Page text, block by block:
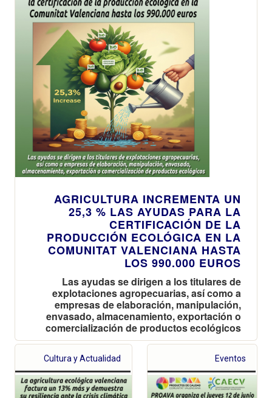
AGRICULTURA INCREMENTA UN
25,3 % LAS AYUDAS PARA LA
CERTIFICACIÓN DE LA
PRODUCCIÓN ECOLÓGICA EN LA
COMUNITAT VALENCIANA HASTA
LOS 990.000 EUROS
Las ayudas se dirigen a los titulares de
explotaciones agropecuarias, así como a
empresas de elaboración, manipulación,
envasado, almacenamiento, exportación o
comercialización de productos ecológicos
Cultura y Actualidad Eventos